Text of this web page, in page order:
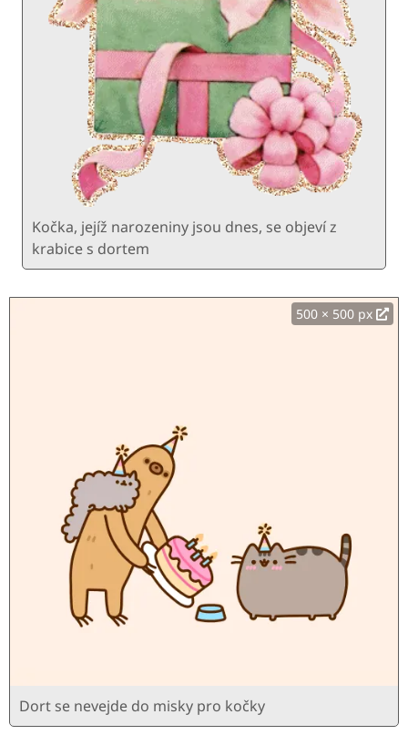
Kočka, jejíž narozeniny jsou dnes, se objeví z
krabice s dortem
500 × 500 px
Dort se nevejde do misky pro kočky